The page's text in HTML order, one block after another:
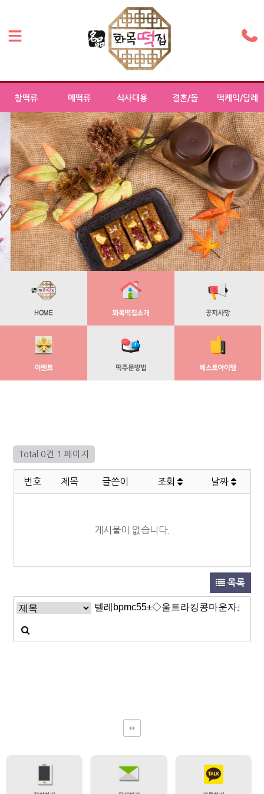
찰떡류 메떡류 식사대용 결혼/돌 떡케익/답례
Total 0건 1 페이지
번호 제목 글쓴이 조회 날짜
게시물이 없습니다.
목록